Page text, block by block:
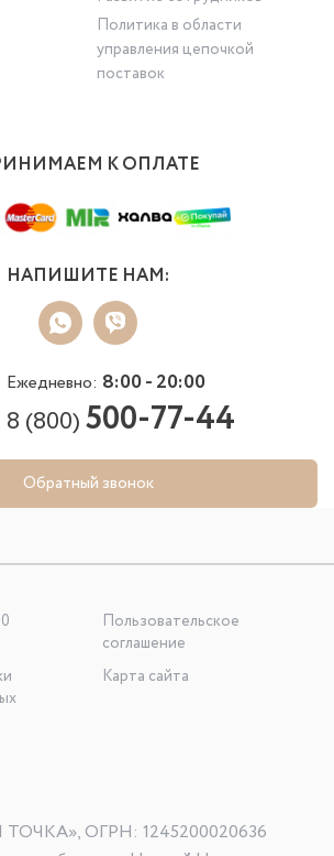
Политика в области
управления цепочкой
поставок
К ОПЛАТЕ
НАПИШИТЕ НАМ:
Ежедневно: 8:00 - 20:00
8 (800)500-77-44
Обратный звонок
Пользовательское
соглашение
Карта сайта
ОГРН: 1245200020636